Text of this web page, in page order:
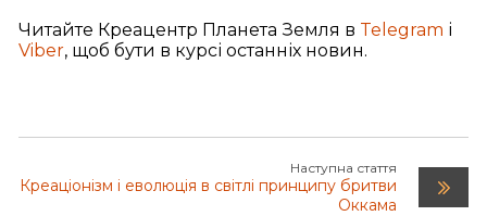
тому вони виступали проти них. Таким чином,
Павло віддаляє Бога від того, проти чого
Читайте Креацентр Планета Земля в Telegram і
Viber, щоб бути в курсі останніх новин.
Наступна стаття
Креаціонізм і еволюція в світлі принципу бритви
Оккама